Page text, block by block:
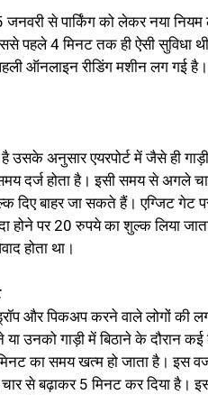
जनवरी से पार्किंग को लेकर नया नियम
पहले 4 मिनट तक ही ऐसी सुविधा
पहली ऑनलाइन रीडिंग मशीन लग गई
अनुसार एयरपोर्ट में जैसे ही गाड़ी
दर्ज होता है। इसी समय से अगले
दिए बाहर जा सकते हैं। एग्जिट गेट
होने पर 20 रुपये का शुल्क लिया
होता था।
और पिकअप करने वाले लोगों की
या उनको गाड़ी में बिठाने के दौरान
का समय खत्म हो जाता है। इस
चार से बढ़ाकर 5 मिनट कर दिया